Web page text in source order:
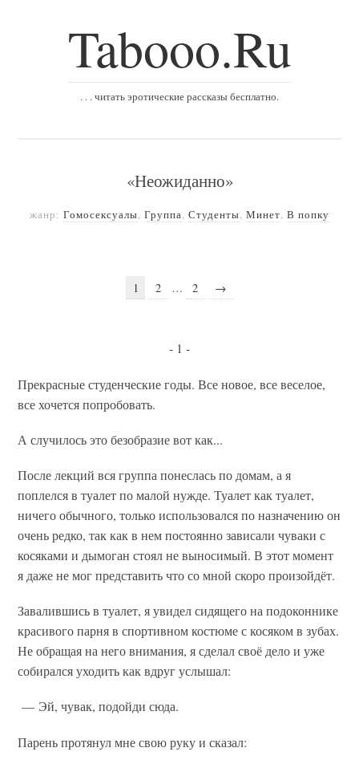
Tabooo.Ru
. . . читать эротические рассказы бесплатно.
«Неожиданно»
жанр: Гомосексуалы, Группа, Студенты, Минет, В попку
1 2 … 2 →
- 1 -
Прекрасные студенческие годы. Все новое, все веселое,
все хочется попробовать.
А случилось это безобразие вот как...
После лекций вся группа понеслась по домам, а я
поплелся в туалет по малой нужде. Туалет как туалет,
ничего обычного, только использовался по назначению он
очень редко, так как в нем постоянно зависали чуваки с
косяками и дымоган стоял не выносимый. В этот момент
я даже не мог представить что со мной скоро произойдёт.
Завалившись в туалет, я увидел сидящего на подоконнике
красивого парня в спортивном костюме с косяком в зубах.
Не обращая на него внимания, я сделал своё дело и уже
собирался уходить как вдруг услышал:
— Эй, чувак, подойди сюда.
Парень протянул мне свою руку и сказал: